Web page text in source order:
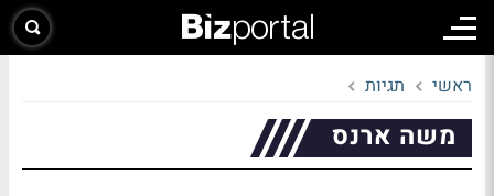
ראשי תגיות
משה ארנס